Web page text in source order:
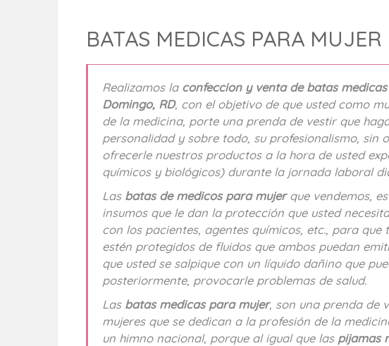
BATAS MEDICAS PARA
Realizamos la confeccion y venta de batas
Domingo, RD, con el objetivo de que usted como
de la medicina, porte una prenda de vestir que
personalidad y sobre todo, su profesionalismo, sin
ofrecerle nuestros productos a la hora de usted
químicos y biológicos) durante la jornada laboral
Las batas de medicos para mujerque vendemos,
insumos que le dan la protección que usted
con los pacientes, agentes químicos, etc., para que
estén protegidos de fluidos que ambos puedan
que usted se salpique con un líquido dañino que
posteriormente, provocarle problemas de salud.
Las batas medicas para mujer, son una prenda de
mujeres que se dedican a la profesión de la
un himno nacional, porque al igual que las pijamas